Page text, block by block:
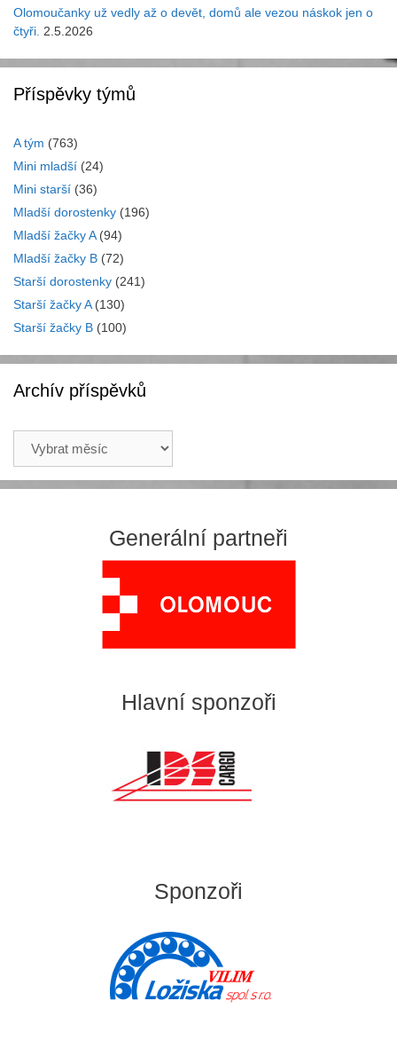
Olomoučanky už vedly až o devět, domů ale vezou náskok jen o
čtyři. 2.5.2026
Příspěvky týmů
A tým (763)
Mini mladší (24)
Mini starší (36)
Mladší dorostenky (196)
Mladší žačky A(94)
Mladší žačky B (72)
Starší dorostenky (241)
Starší žačky A(130)
Starší žačky B (100)
Archív příspěvků
příspěvků
Generální partneři
Hlavní sponzoři
Sponzoři